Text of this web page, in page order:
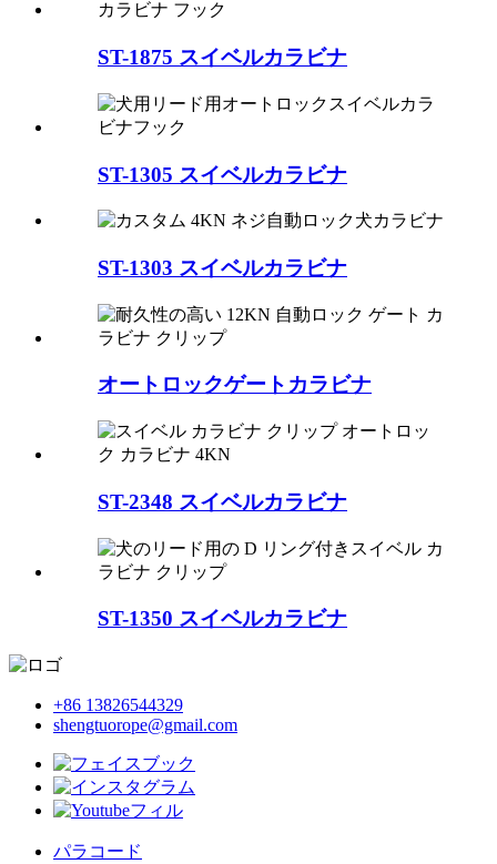
ST-1875 スイベルカラビナ
ST-1305 スイベルカラビナ
ST-1303 スイベルカラビナ
オートロックゲートカラビナ
ST-2348 スイベルカラビナ
ST-1350 スイベルカラビナ
+86 13826544329
shengtuorope@gmail.com
パラコード